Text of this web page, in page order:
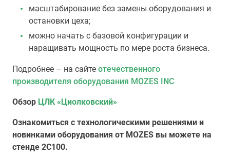
масштабирование без замены оборудования и
остановки цеха;
можно начать с базовой конфигурации и
наращивать мощность по мере роста бизнеса.
Подробнее – на сайте отечественного
производителя оборудования MOZES INC
Обзор ЦЛК «Циолковский»
Ознакомиться с технологическими решениями и
новинками оборудования от MOZES вы можете на
стенде 2С100.